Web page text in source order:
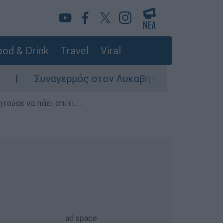
& Drink Travel Viral
Συναγερμός στον Λυκαβηττό: Σορός σε
να πάει σπίτι...